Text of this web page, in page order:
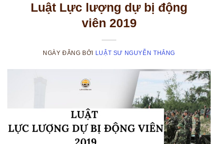
Luật Lực lượng dự bị động
viên 2019
NGÀY ĐĂNG BỞI LUẬT SƯ NGUYỄN THẮNG